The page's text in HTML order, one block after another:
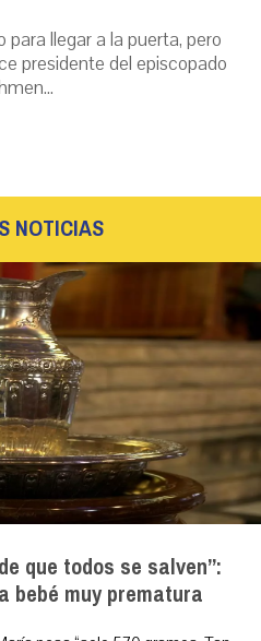
llegar a la puerta, pero
presidente del episcopado
NOTICIAS
que todos se salven”:
bebé muy prematura